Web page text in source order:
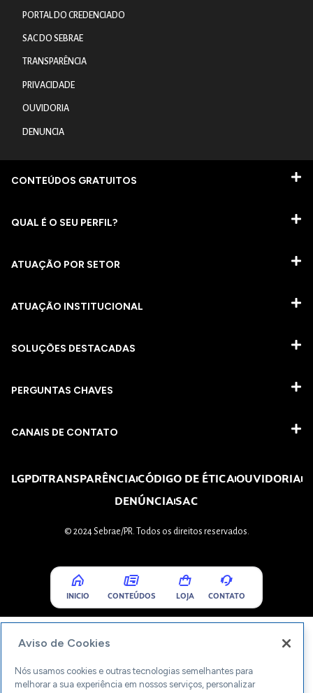
PORTAL DO CREDENCIADO
SAC DO SEBRAE
TRANSPARÊNCIA
PRIVACIDADE
OUVIDORIA
DENUNCIA
CONTEÚDOS GRATUITOS
QUAL É O SEU PERFIL?
ATUAÇÃO POR SETOR
ATUAÇÃO INSTITUCIONAL
SOLUÇÕES DESTACADAS
PERGUNTAS CHAVES​
CANAIS DE CONTATO
LGPDTRANSPARÊNCIACÓDIGO DE ÉTICAOUVIDORIA
DENÚNCIASAC
© 2024 Sebrae/PR. Todos os direitos reservados.
INICIO CONTEÚDOS LOJA CONTATO
Aviso de Cookies
Nós usamos cookies e outras tecnologias semelhantes para
melhorar a sua experiência em nossos serviços, personalizar